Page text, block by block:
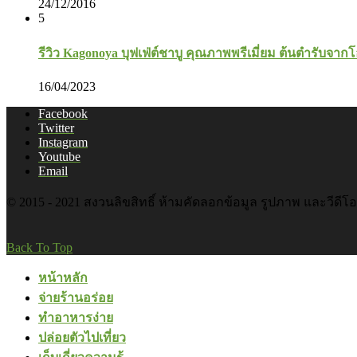
24/12/2016
5
รีวิว Kagonoya บุฟเฟ่ต์ชาบู คุณภาพพรีเมี่ยม ต้นตำรับจาก
16/04/2023
Facebook
Twitter
Instagram
Youtube
Email
© 2015 - 2021 สงวนลิขสิทธิ์ ห้ามคัดลอกข้อมูล รูปภาพ และวีดี
Back To Top
หน้าหลัก
จ่ายร้านอร่อย
ทำอาหารง่าย
ปล่อยตัวไปเที่ยว